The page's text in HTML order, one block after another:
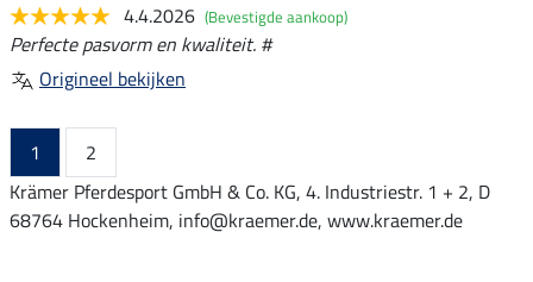
4.4.2026 (Bevestigde aankoop)
Perfecte pasvorm en kwaliteit. #
Origineel bekijken
1
2
Krämer Pferdesport GmbH & Co. KG, 4. Industriestr. 1 + 2, D
68764 Hockenheim, info@kraemer.de, www.kraemer.de